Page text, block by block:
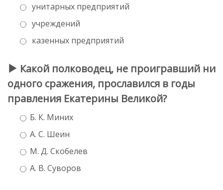
унитарных предприятий
учреждений
казенных предприятий
Какой полководец, не проигравший ни
одного сражения, прославился в годы
правления Екатерины Великой?
Б. К. Миних
А. С. Шеин
М. Д. Скобелев
А. В. Суворов